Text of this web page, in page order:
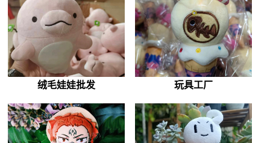
绒毛娃娃批发 玩具工厂